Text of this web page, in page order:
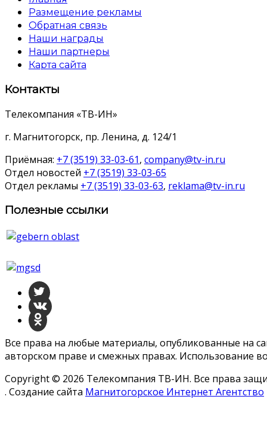
Размещение рекламы
Обратная связь
Наши награды
Наши партнеры
Карта сайта
Контакты
Телекомпания «ТВ-ИН»
г. Магнитогорск, пр. Ленина, д. 124/1
Приёмная: +7 (3519) 33-03-61, company@tv-in.ru
Отдел новостей +7 (3519) 33-03-65
Отдел рекламы +7 (3519) 33-03-63, reklama@tv-in.ru
Полезные ссылки
Все права на любые материалы, опубликованные на
авторском праве и смежных правах. Использование
Copyright © 2026 Телекомпания ТВ-ИН. Все права
. Создание сайта Магнитогорское Интернет Агентство